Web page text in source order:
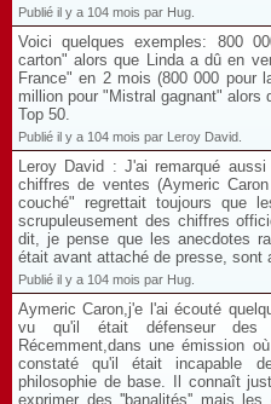
Publié il y a 104 mois par Hug.
Voici quelques exemples: 800
carton" alors que Linda a dû en
France" en 2 mois (800 000 pour
million pour "Mistral gagnant"
Top 50.
Publié il y a 104 mois par Leroy David.
Leroy David : J'ai remarqué
chiffres de ventes (Aymeric
couché" regrettait toujours que
scrupuleusement des chiffres
dit, je pense que les anecdotes
était avant attaché de presse, sont
Publié il y a 104 mois par Hug.
Aymeric Caron,j'e l'ai écouté
vu qu'il était défenseur des
Récemment,dans une émission
constaté qu'il était incapable
philosophie de base. Il connaît
exprimer des ''banalités'' mais